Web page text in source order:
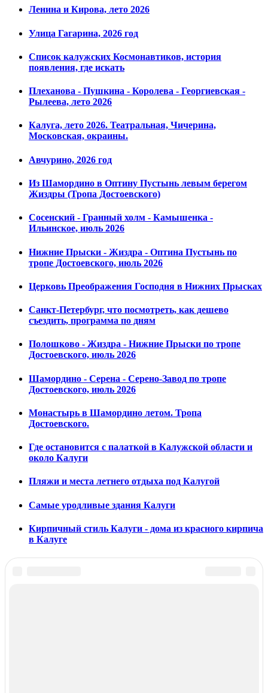
Ленина и Кирова, лето 2026
Улица Гагарина, 2026 год
Список калужских Космонавтиков, история
появления, где искать
Плеханова - Пушкина - Королева - Георгиевская -
Рылеева, лето 2026
Калуга, лето 2026. Театральная, Чичерина,
Московская, окраины.
Авчурино, 2026 год
Из Шамордино в Оптину Пустынь левым берегом
Жиздры (Тропа Достоевского)
Сосенский - Гранный холм - Камышенка -
Ильинское, июль 2026
Нижние Прыски - Жиздра - Оптина Пустынь по
тропе Достоевского, июль 2026
Церковь Преображения Господня в Нижних Прысках
Санкт-Петербург, что посмотреть, как дешево
съездить, программа по дням
Полошково - Жиздра - Нижние Прыски по тропе
Достоевского, июль 2026
Шамордино - Серена - Серено-Завод по тропе
Достоевского, июль 2026
Монастырь в Шамордино летом. Тропа
Достоевского.
Где остановится с палаткой в Калужской области и
около Калуги
Пляжи и места летнего отдыха под Калугой
Самые уродливые здания Калуги
Кирпичный стиль Калуги - дома из красного кирпича
в Калуге